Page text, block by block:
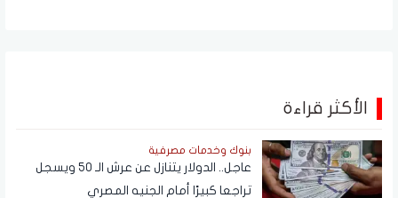
الأكثر قراءة
بنوك وخدمات مصرفية
عاجل.. الدولار يتنازل عن عرش الـ 50 ويسجل
تراجعا كبيرًا أمام الجنيه المصري